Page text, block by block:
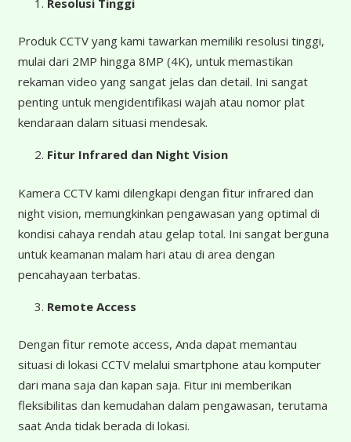
Produk CCTV yang kami tawarkan memiliki resolusi tinggi,
mulai dari 2MP hingga 8MP (4K), untuk memastikan
rekaman video yang sangat jelas dan detail. Ini sangat
penting untuk mengidentifikasi wajah atau nomor plat
kendaraan dalam situasi mendesak.
Fitur Infrared dan Night Vision
Kamera CCTV kami dilengkapi dengan fitur infrared dan
night vision, memungkinkan pengawasan yang optimal di
kondisi cahaya rendah atau gelap total. Ini sangat berguna
untuk keamanan malam hari atau di area dengan
pencahayaan terbatas.
Remote Access
Dengan fitur remote access, Anda dapat memantau
situasi di lokasi CCTV melalui smartphone atau komputer
dari mana saja dan kapan saja. Fitur ini memberikan
fleksibilitas dan kemudahan dalam pengawasan, terutama
saat Anda tidak berada di lokasi.